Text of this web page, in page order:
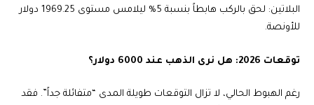
البلاتين: لحق بالركب هابطاً بنسبة 5% ليلامس مستوى 1969.25 دولار
للأونصة.
توقعات 2026: هل نرى الذهب عند 6000 دولار؟
رغم الهبوط الحالي، لا تزال التوقعات طويلة المدى “متفائلة جداً”. فقد